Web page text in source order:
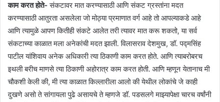
काम करत होते- संकटावर मात करण्यासाठी आणि संकट ग्रस्तांना मदत
करण्यासाठी आतुरता असलेला जो मोठ्या प्रमाणात वर्ग आहे तो आपल्याकडे आहे
आणि त्यामुळे आपण कितीही संकटे आलेत तरी त्यावर मात करू शकतो, या सर्व
संकटाच्या काळात मला अनेकांची मदत झाली. विलासराव देशमुख, डॉ. पद्मसिंह
पाटील यांशिवाय अनेक अधिकारी त्या ठिकाणी काम करत होते. आणि त्याबरोबरच
इथली बरीच माणसे त्या ठिकाणी अहोरात्र काम करत होती. आणि म्हणून येतानाच मी
चौकशी केली की, मी त्या काळात किल्लारीला आलो की येथील लोकांचे जे काही
दुखणे असो ते सांगायला पुढे असायचे ते म्हणजे डॉ. पडसलगे माझ्यापेक्षा चारच वर्षांनी